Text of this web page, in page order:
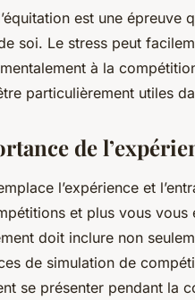
est une
soi. Le stress peut
à la
particulièrement utiles
de
l’expérience et
et plus vous vous
doit inclure non
de simulation de
se présenter pendant la